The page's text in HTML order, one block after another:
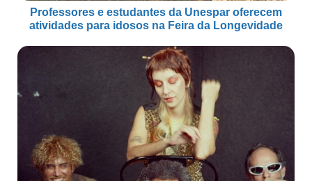
Professores e estudantes da Unespar oferecem
atividades para idosos na Feira da Longevidade